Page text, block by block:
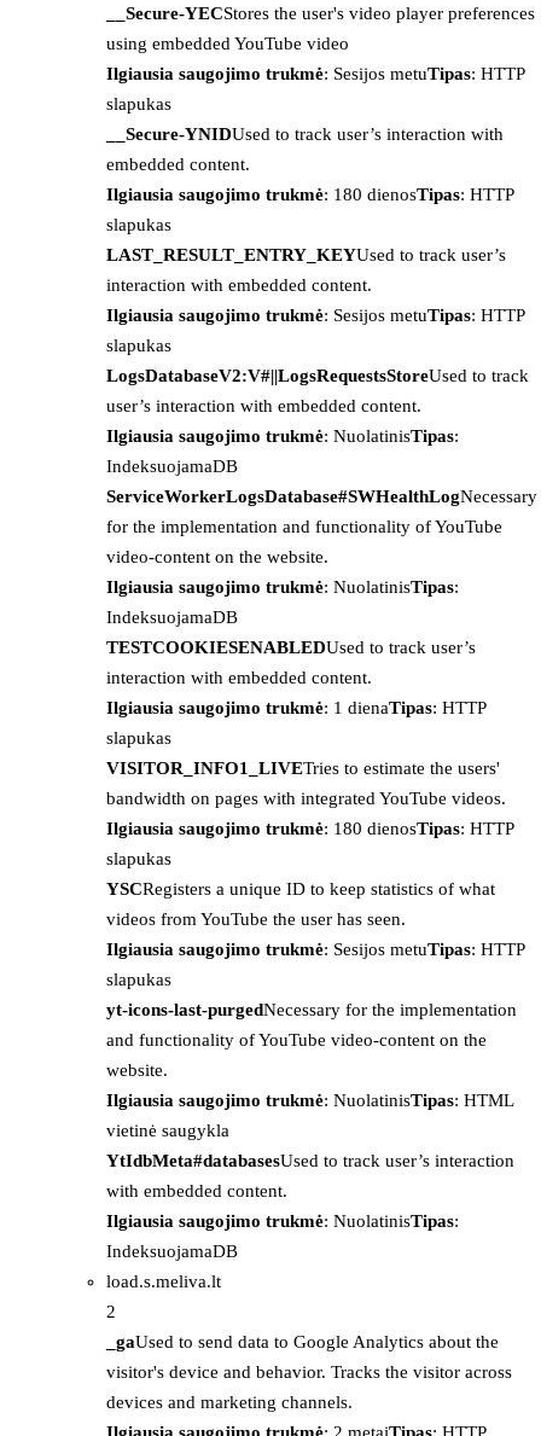
__Secure-YECStores the user's video player preferences
using embedded YouTube video
Ilgiausia saugojimo trukmė: Sesijos metuTipas: HTTP
slapukas
__Secure-YNIDUsed to track user’s interaction with
embedded content.
Ilgiausia saugojimo trukmė: 180 dienosTipas: HTTP
slapukas
LAST_RESULT_ENTRY_KEYUsed to track user’s
interaction with embedded content.
Ilgiausia saugojimo trukmė: Sesijos metuTipas: HTTP
slapukas
LogsDatabaseV2:V#||LogsRequestsStoreUsed to track
user’s interaction with embedded content.
Ilgiausia saugojimo trukmė: NuolatinisTipas:
IndeksuojamaDB
ServiceWorkerLogsDatabase#SWHealthLogNecessary
for the implementation and functionality of YouTube
video-content on the website.
Ilgiausia saugojimo trukmė: NuolatinisTipas:
IndeksuojamaDB
TESTCOOKIESENABLEDUsed to track user’s
interaction with embedded content.
Ilgiausia saugojimo trukmė: 1 dienaTipas: HTTP
slapukas
VISITOR_INFO1_LIVETries to estimate the users'
bandwidth on pages with integrated YouTube videos.
Ilgiausia saugojimo trukmė: 180 dienosTipas: HTTP
slapukas
YSCRegisters a unique ID to keep statistics of what
videos from YouTube the user has seen.
Ilgiausia saugojimo trukmė: Sesijos metuTipas: HTTP
slapukas
yt-icons-last-purgedNecessary for the implementation
and functionality of YouTube video-content on the
website.
Ilgiausia saugojimo trukmė: NuolatinisTipas: HTML
vietinė saugykla
YtIdbMeta#databasesUsed to track user’s interaction
with embedded content.
Ilgiausia saugojimo trukmė: NuolatinisTipas:
IndeksuojamaDB
load.s.meliva.lt
2
_gaUsed to send data to Google Analytics about the
visitor's device and behavior. Tracks the visitor across
devices and marketing channels.
Ilgiausia saugojimo trukmė: 2 metaiTipas: HTTP